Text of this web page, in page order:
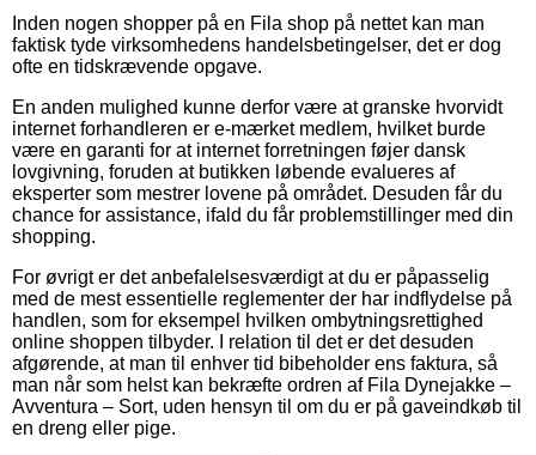
Inden nogen shopper på en Fila shop på nettet kan man
faktisk tyde virksomhedens handelsbetingelser, det er dog
ofte en tidskrævende opgave.
En anden mulighed kunne derfor være at granske hvorvidt
internet forhandleren er e-mærket medlem, hvilket burde
være en garanti for at internet forretningen føjer dansk
lovgivning, foruden at butikken løbende evalueres af
eksperter som mestrer lovene på området. Desuden får du
chance for assistance, ifald du får problemstillinger med din
shopping.
For øvrigt er det anbefalelsesværdigt at du er påpasselig
med de mest essentielle reglementer der har indflydelse på
handlen, som for eksempel hvilken ombytningsrettighed
online shoppen tilbyder. I relation til det er det desuden
afgørende, at man til enhver tid bibeholder ens faktura, så
man når som helst kan bekræfte ordren af Fila Dynejakke –
Avventura – Sort, uden hensyn til om du er på gaveindkøb til
en dreng eller pige.